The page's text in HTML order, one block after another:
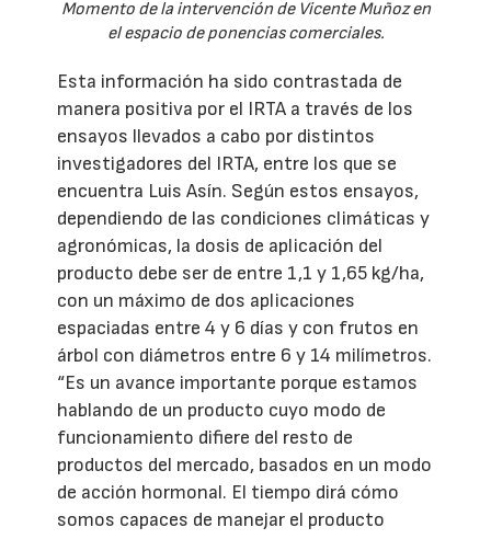
Momento de la intervención de Vicente Muñoz en
el espacio de ponencias comerciales.
Esta información ha sido contrastada de
manera positiva por el IRTA a través de los
ensayos llevados a cabo por distintos
investigadores del IRTA, entre los que se
encuentra Luis Asín. Según estos ensayos,
dependiendo de las condiciones climáticas y
agronómicas, la dosis de aplicación del
producto debe ser de entre 1,1 y 1,65 kg/ha,
con un máximo de dos aplicaciones
espaciadas entre 4 y 6 días y con frutos en
árbol con diámetros entre 6 y 14 milímetros.
“Es un avance importante porque estamos
hablando de un producto cuyo modo de
funcionamiento difiere del resto de
productos del mercado, basados en un modo
de acción hormonal. El tiempo dirá cómo
somos capaces de manejar el producto